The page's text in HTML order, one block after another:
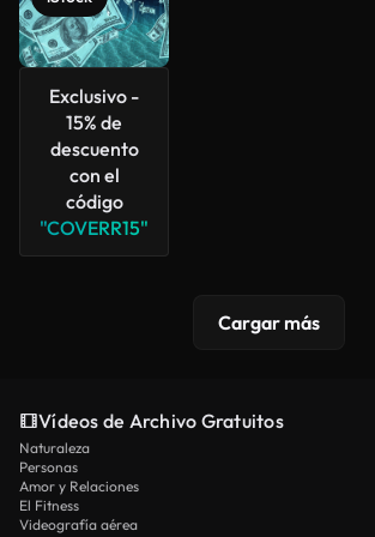
Exclusivo -
15% de
descuento
con el
código
"COVERR15"
Cargar más
Vídeos de Archivo Gratuitos
Naturaleza
Personas
Amor y Relaciones
El Fitness
Videografía aérea